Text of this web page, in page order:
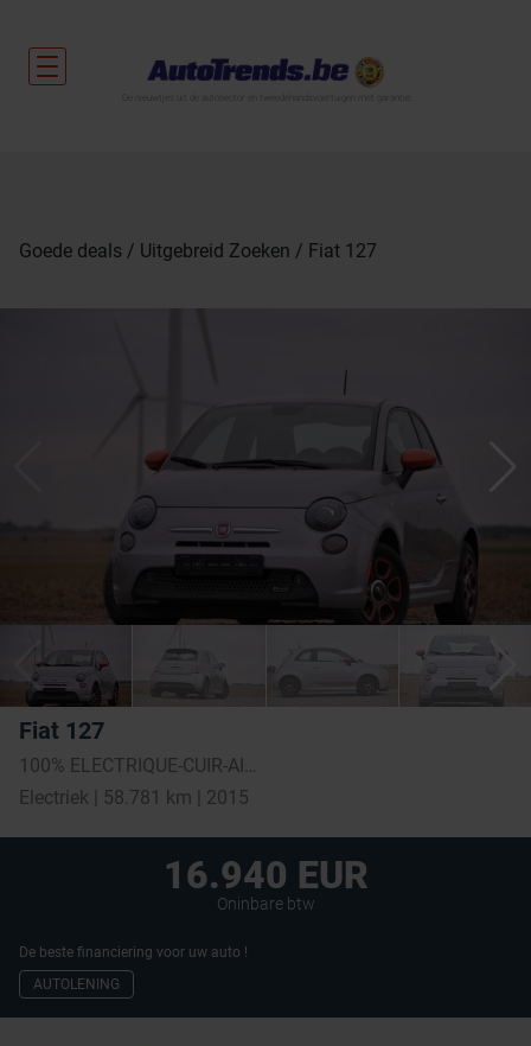
Goede deals Uitgebreid Zoeken Fiat 127
Fiat 127
Electriek | 58.781 km | 2015
16.940 EUR
Oninbare btw
De beste financiering voor uw auto !
AUTOLENING